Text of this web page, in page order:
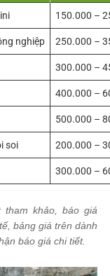
150.000 –
nghiệp 250.000 –
300.000 –
400.000 –
500.000 –
soi 200.000 –
300.000 –
khảo, báo giá
bảng giá trên dành
báo giá chi tiết.